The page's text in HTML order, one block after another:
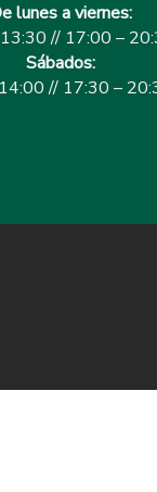
lunes a viernes:
// 17:00 –
Sábados:
// 17:30 –